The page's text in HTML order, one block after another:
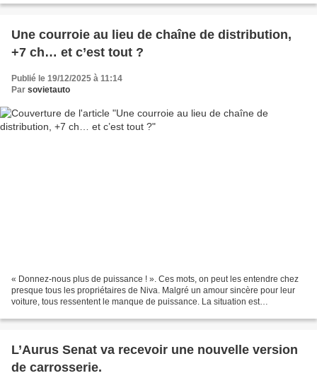
Une courroie au lieu de chaîne de distribution,
+7 ch… et c’est tout ?
Publié le 19/12/2025 à 11:14
Par sovietauto
« Donnez-nous plus de puissance ! ». Ces mots, on peut les entendre chez
presque tous les propriétaires de Niva. Malgré un amour sincère pour leur
voiture, tous ressentent le manque de puissance. La situation est
L’Aurus Senat va recevoir une nouvelle version
de carrosserie.